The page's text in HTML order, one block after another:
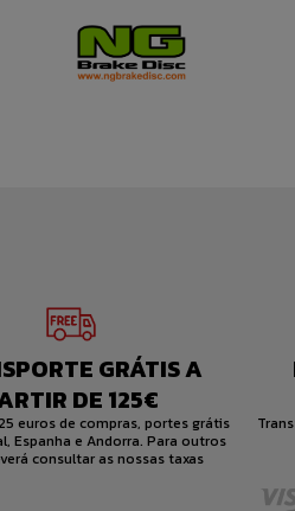
GRÁTIS A
DE 125€
euros de compras, portes grátis
Espanha e Andorra. Para outros
consultar as nossas taxas